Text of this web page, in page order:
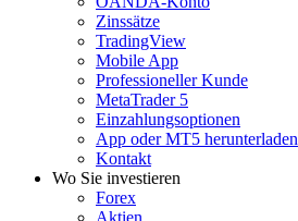
Zinssätze
TradingView
Mobile App
Professioneller Kunde
MetaTrader 5
Einzahlungsoptionen
App oder MT5 herunterladen
Kontakt
Wo Sie investieren
Forex
Aktien